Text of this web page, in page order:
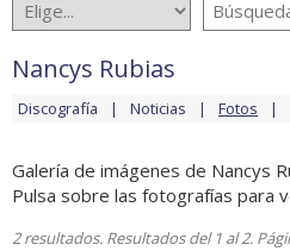
Nancys Rubias
Discografía Noticias Fotos
Galería de imágenes de Nancys
Pulsa sobre las fotografías para
2 resultados. Resultados del 1 al 2.